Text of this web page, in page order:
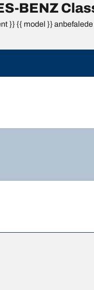
BENZ
}} {{ model }}